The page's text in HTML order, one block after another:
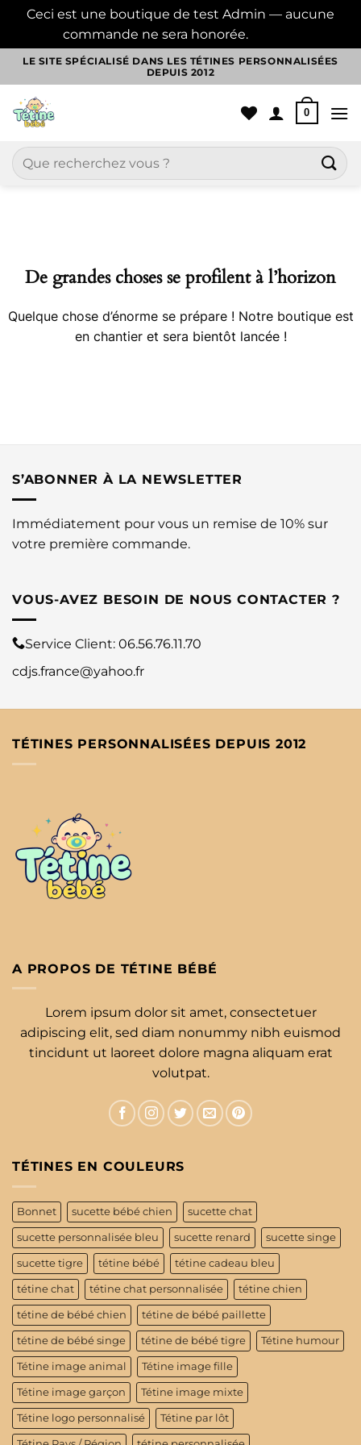
Ceci est une boutique de test Admin — aucune
commande ne sera honorée.
Passer
contenu
LE SITE SPÉCIALISÉ DANS LES TÉTINES PERSONNALISÉES
DEPUIS 2012
0
Recherche
pour :
De grandes choses se profilent à l’horizon
Quelque chose d’énorme se prépare ! Notre boutique est
en chantier et sera bientôt lancée !
S’ABONNER À LA NEWSLETTER
Immédiatement pour vous un remise de 10% sur
votre première commande.
VOUS-AVEZ BESOIN DE NOUS CONTACTER ?
Service Client: 06.56.76.11.70
cdjs.france@yahoo.fr
TÉTINES PERSONNALISÉES DEPUIS 2012
A PROPOS DE TÉTINE BÉBÉ
Lorem ipsum dolor sit amet, consectetuer
adipiscing elit, sed diam nonummy nibh euismod
tincidunt ut laoreet dolore magna aliquam erat
volutpat.
TÉTINES EN COULEURS
Bonnet sucette bébé chien sucette chat
sucette personnalisée bleu sucette renard sucette singe
sucette tigre tétine bébé tétine cadeau bleu
tétine chat tétine chat personnalisée tétine chien
tétine de bébé chien tétine de bébé paillette
tétine de bébé singe tétine de bébé tigre Tétine humour
Tétine image animal Tétine image fille
Tétine image garçon Tétine image mixte
Tétine logo personnalisé Tétine par lôt